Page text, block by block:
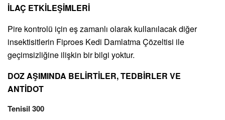
İLAÇ ETKİLEŞİMLERİ
Pire kontrolü için eş zamanlı olarak kullanılacak diğer
insektisitlerin Fiproes Kedi Damlatma Çözeltisi ile
geçimsizliğine ilişkin bir bilgi yoktur.
DOZ AŞIMINDA BELİRTİLER, TEDBİRLER VE
ANTİDOT
Tenisil 300